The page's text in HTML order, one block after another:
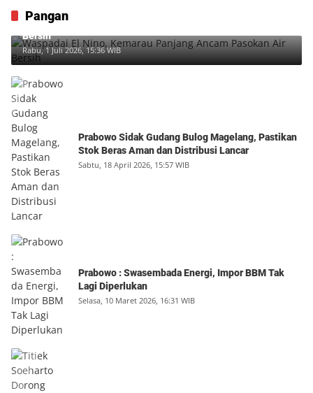
Pangan
Waspadai El Nino, Kemarau Panjang Ancam Pasokan Air
Bersih
Rabu, 1 Juli 2026, 15:36 WIB
Prabowo Sidak Gudang Bulog Magelang, Pastikan
Stok Beras Aman dan Distribusi Lancar
Sabtu, 18 April 2026, 15:57 WIB
Prabowo : Swasembada Energi, Impor BBM Tak
Lagi Diperlukan
Selasa, 10 Maret 2026, 16:31 WIB